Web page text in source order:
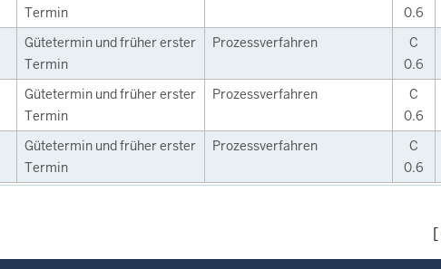
Termin
0.6
Gütetermin und früher erster
Termin
Prozessverfahren
C
0.6
Gütetermin und früher erster
Termin
Prozessverfahren
C
0.6
Gütetermin und früher erster
Termin
Prozessverfahren
C
0.6
[